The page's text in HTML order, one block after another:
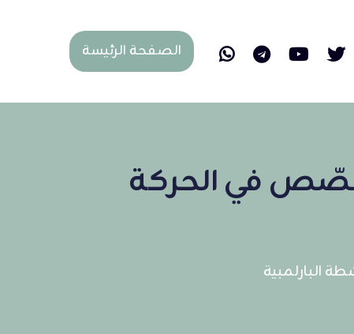
الصفحة الرئيسة
في الحركة
البارلمبية